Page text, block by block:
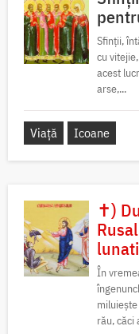
Sfinții,
cu
acest
arse,...
Viață Icoane
✝)
În
rău, căci